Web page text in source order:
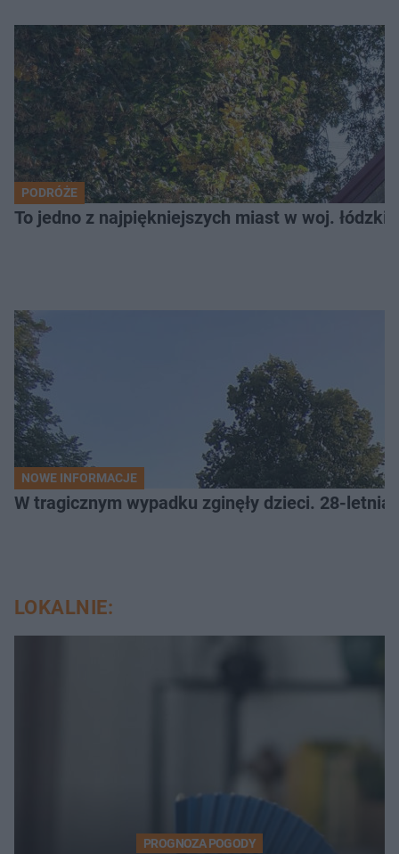
PODRÓŻE
To jedno z najpiękniejszych miast w woj.
NOWE INFORMACJE
W tragicznym wypadku zginęły dzieci. 28-
LOKALNIE:
PROGNOZA POGODY